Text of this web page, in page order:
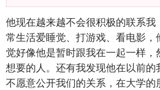
他现在越来越不会很积极的联系我
常生活爱睡觉、打游戏、看电影
觉好像他是暂时跟我在一起一样
想要的人。还有我发现他在以前
不愿意公开我们的关系，在大学的